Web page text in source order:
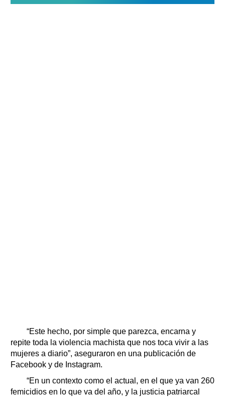
“Este hecho, por simple que parezca, encarna y
repite toda la violencia machista que nos toca vivir a las
mujeres a diario”, aseguraron en una publicación de
Facebook y de Instagram.
“En un contexto como el actual, en el que ya van 260
femicidios en lo que va del año, y la justicia patriarcal